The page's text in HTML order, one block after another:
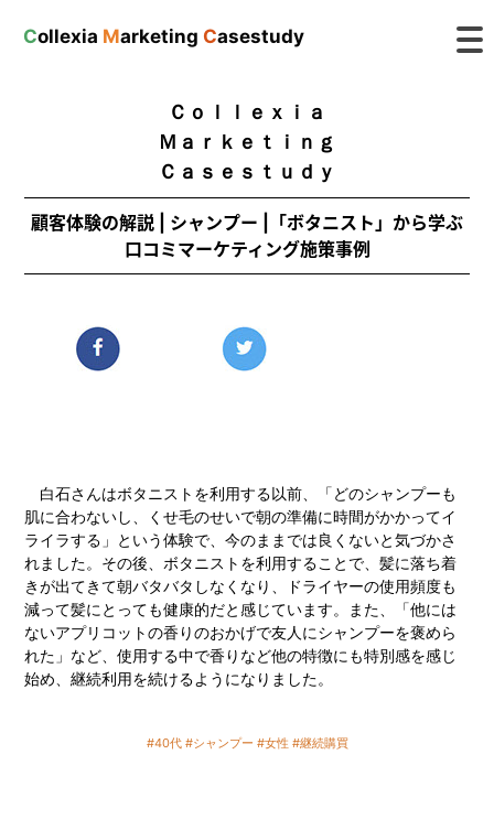
Collexia Marketing Casestudy
Ｃｏｌｌｅｘｉａ
Ｍａｒｋｅｔｉｎｇ
Ｃａｓｅｓｔｕｄｙ
顧客体験の解説 | シャンプー |「ボタニスト」から学ぶ
口コミマーケティング施策事例
白石さんはボタニストを利用する以前、「どのシャンプーも
肌に合わないし、くせ毛のせいで朝の準備に時間がかかってイ
ライラする」という体験で、今のままでは良くないと気づかさ
れました。その後、ボタニストを利用することで、髪に落ち着
きが出てきて朝バタバタしなくなり、ドライヤーの使用頻度も
減って髪にとっても健康的だと感じています。また、「他には
ないアプリコットの香りのおかげで友人にシャンプーを褒めら
れた」など、使用する中で香りなど他の特徴にも特別感を感じ
始め、継続利用を続けるようになりました。
#40代 #シャンプー #女性 #継続購買